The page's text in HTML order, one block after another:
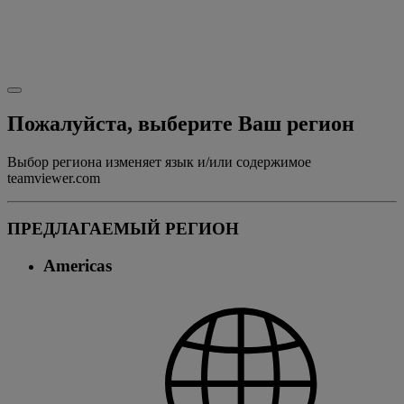
Пожалуйста, выберите Ваш регион
Выбор региона изменяет язык и/или содержимое
teamviewer.com
ПРЕДЛАГАЕМЫЙ РЕГИОН
Americas